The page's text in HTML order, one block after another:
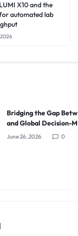
X10 and the
automated lab
Bridging the Gap
and Global Decision-
June 26, 2026 0